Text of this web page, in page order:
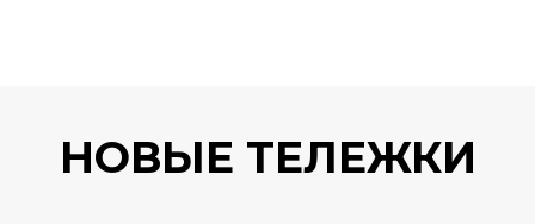
НОВЫЕ ТЕЛЕЖКИ